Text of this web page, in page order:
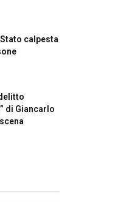
calpesta
di Giancarlo